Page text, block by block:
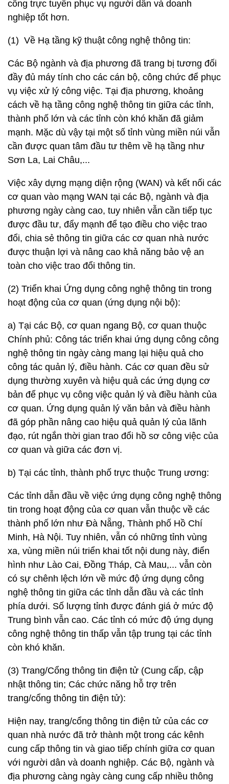
công trực tuyến phục vụ người dân và doanh
nghiệp tốt hơn.
(1) Về Hạ tầng kỹ thuật công nghệ thông tin:
Các Bộ ngành và địa phương đã trang bị tương đối
đầy đủ máy tính cho các cán bộ, công chức để phục
vụ việc xử lý công việc. Tại địa phương, khoảng
cách về hạ tầng công nghệ thông tin giữa các tỉnh,
thành phố lớn và các tỉnh còn khó khăn đã giảm
mạnh. Mặc dù vậy tại một số tỉnh vùng miền núi vẫn
cần được quan tâm đầu tư thêm về hạ tầng như
Sơn La, Lai Châu,...
Việc xây dựng mạng diện rộng (WAN) và kết nối các
cơ quan vào mạng WAN tại các Bộ, ngành và địa
phương ngày càng cao, tuy nhiên vẫn cần tiếp tục
được đầu tư, đẩy mạnh để tạo điều cho việc trao
đổi, chia sẻ thông tin giữa các cơ quan nhà nước
được thuận lợi và nâng cao khả năng bảo vệ an
toàn cho việc trao đổi thông tin.
(2) Triển khai Ứng dụng công nghệ thông tin trong
hoạt động của cơ quan (ứng dụng nội bộ):
a) Tại các Bộ, cơ quan ngang Bộ, cơ quan thuộc
Chính phủ: Công tác triển khai ứng dụng công công
nghệ thông tin ngày càng mang lại hiệu quả cho
công tác quản lý, điều hành. Các cơ quan đều sử
dụng thường xuyên và hiệu quả các ứng dụng cơ
bản để phục vụ công việc quản lý và điều hành của
cơ quan. Ứng dụng quản lý văn bản và điều hành
đã góp phần nâng cao hiệu quả quản lý của lãnh
đạo, rút ngắn thời gian trao đổi hồ sơ công việc của
cơ quan và giữa các đơn vị.
b) Tại các tỉnh, thành phố trực thuộc Trung ương:
Các tỉnh dẫn đầu về việc ứng dụng công nghệ thông
tin trong hoạt động của cơ quan vẫn thuộc về các
thành phố lớn như Đà Nẵng, Thành phố Hồ Chí
Minh, Hà Nội. Tuy nhiên, vẫn có những tỉnh vùng
xa, vùng miền núi triển khai tốt nội dung này, điển
hình như Lào Cai, Đồng Tháp, Cà Mau,... vẫn còn
có sự chênh lệch lớn về mức độ ứng dụng công
nghệ thông tin giữa các tỉnh dẫn đầu và các tỉnh
phía dưới. Số lượng tỉnh được đánh giá ở mức độ
Trung bình vẫn cao. Các tỉnh có mức độ ứng dụng
công nghệ thông tin thấp vẫn tập trung tại các tỉnh
còn khó khăn.
(3) Trang/Cổng thông tin điện tử (Cung cấp, cập
nhật thông tin; Các chức năng hỗ trợ trên
trang/cổng thông tin điện tử):
Hiện nay, trang/cổng thông tin điện tử của các cơ
quan nhà nước đã trở thành một trong các kênh
cung cấp thông tin và giao tiếp chính giữa cơ quan
với người dân và doanh nghiệp. Các Bộ, ngành và
địa phương càng ngày càng cung cấp nhiều thông